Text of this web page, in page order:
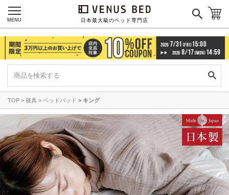
日本最大級のベッド専門店
MENU
TOP 寝具 ベッドパッド キング